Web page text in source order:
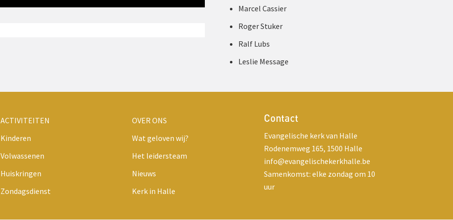
Marcel Cassier
Roger Stuker
Ralf Lubs
Leslie Message
ACTIVITEITEN
Kinderen
Volwassenen
Huiskringen
Zondagsdienst
OVER ONS
Wat geloven wij?
Het leidersteam
Nieuws
Kerk in Halle
Contact
Evangelische kerk van Halle
Rodenemweg 165, 1500 Halle
info@evangelischekerkhalle.be
Samenkomst: elke zondag om 10
uur